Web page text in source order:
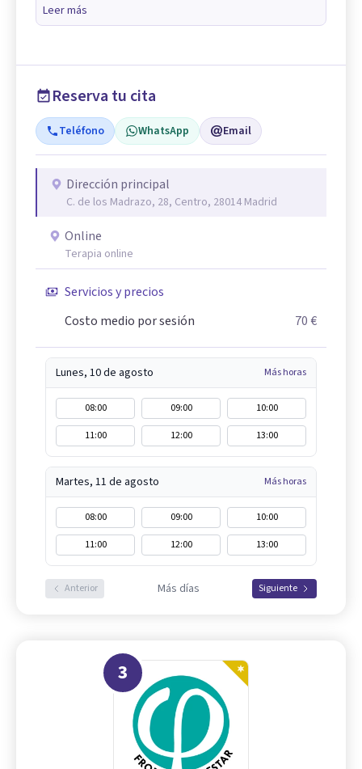
Leer más
Reserva tu cita
Teléfono WhatsApp Email
Dirección principal
C. de los Madrazo, 28, Centro, 28014 Madrid
Online
Terapia online
Servicios y precios
Costo medio por sesión
70 €
Lunes, 10 de agosto Más horas
08:00 09:00
10:00
11:00
12:00 13:00
Martes, 11 de agosto Más horas
08:00 09:00
10:00
11:00
12:00 13:00
Anterior Más días Siguiente
3